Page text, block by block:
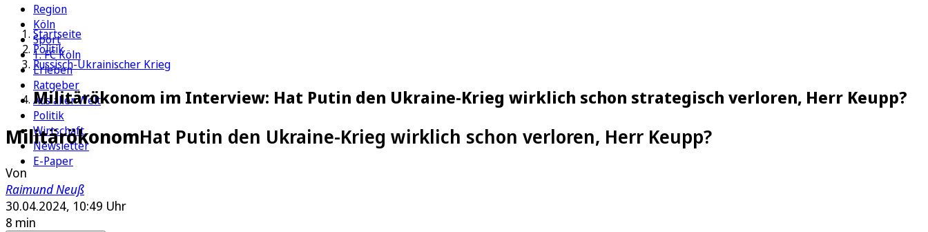
Region
Köln
Sport
1. FC Köln
Erleben
Ratgeber
Aus aller Welt
Politik
Wirtschaft
Newsletter
E-Paper
Startseite
Politik
Russisch-Ukrainischer Krieg
Militärökonom im Interview: Hat Putin den Ukraine-Krieg wirklich schon strategisch verloren, Herr Keupp?
MilitärökonomHat Putin den Ukraine-Krieg wirklich schon verloren, Herr Keupp?
Von
Raimund Neuß
30.04.2024, 10:49 Uhr
8 min